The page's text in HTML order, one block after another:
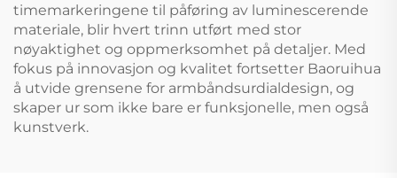
timemarkeringene til påføring av luminescerende
materiale, blir hvert trinn utført med stor
nøyaktighet og oppmerksomhet på detaljer. Med
fokus på innovasjon og kvalitet fortsetter Baoruihua
å utvide grensene for armbåndsurdialdesign, og
skaper ur som ikke bare er funksjonelle, men også
kunstverk.